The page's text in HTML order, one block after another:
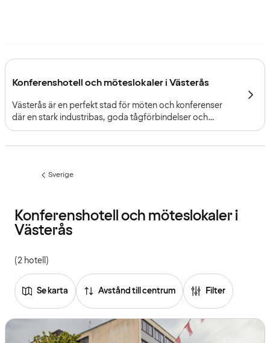
Konferenshotell och möteslokaler i Västerås
Västerås är en perfekt stad för möten och konferenser
där en stark industribas, goda tågförbindelser och
närheten till Mälaren skapar en praktisk miljö för
Föregående
Sverige
Konferenshotell och möteslokaler i
Västerås
(2 hotell)
Se karta Avstånd till centrum Filter